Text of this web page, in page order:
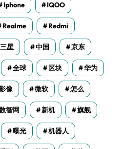
Iphone IQOO
Realme Redmi
三星 中国 京东
全球 区块 华为
像 微软 怎么
智网 新机 旗舰
曝光 机器人